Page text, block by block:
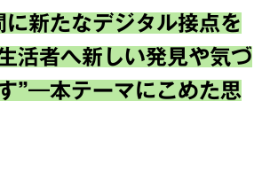
に新たなデジタル接点を
活者へ新しい発見や気づ
”―本テーマにこめた思